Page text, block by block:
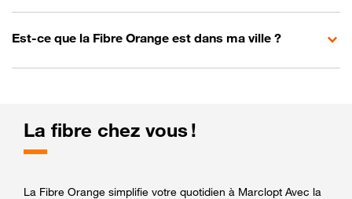
Est-ce que la Fibre Orange est dans ma ville ?
La fibre chez vous !
La Fibre Orange simplifie votre quotidien à Marclopt Avec la